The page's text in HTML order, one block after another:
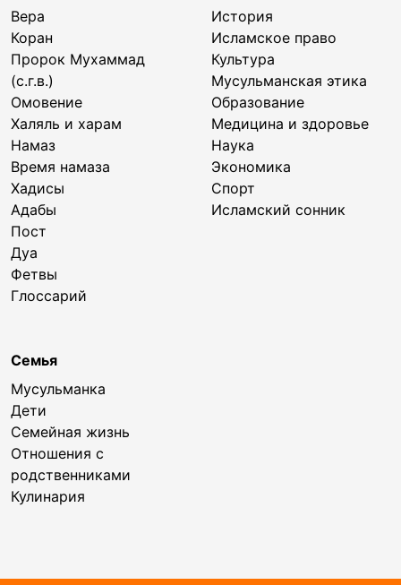
Вера
Коран
Пророк Мухаммад
(с.г.в.)
Омовение
Халяль и харам
Намаз
Время намаза
Хадисы
Адабы
Пост
Дуа
Фетвы
Глоссарий
История
Исламское право
Культура
Мусульманская этика
Образование
Медицина и здоровье
Наука
Экономика
Спорт
Исламский сонник
Семья
Мусульманка
Дети
Семейная жизнь
Отношения с
родственниками
Кулинария